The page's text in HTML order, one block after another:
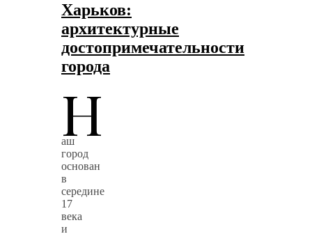
Харьков:
архитектурные
достопримечательности
города
Н
аш
город
основан
в
середине
17
века
и